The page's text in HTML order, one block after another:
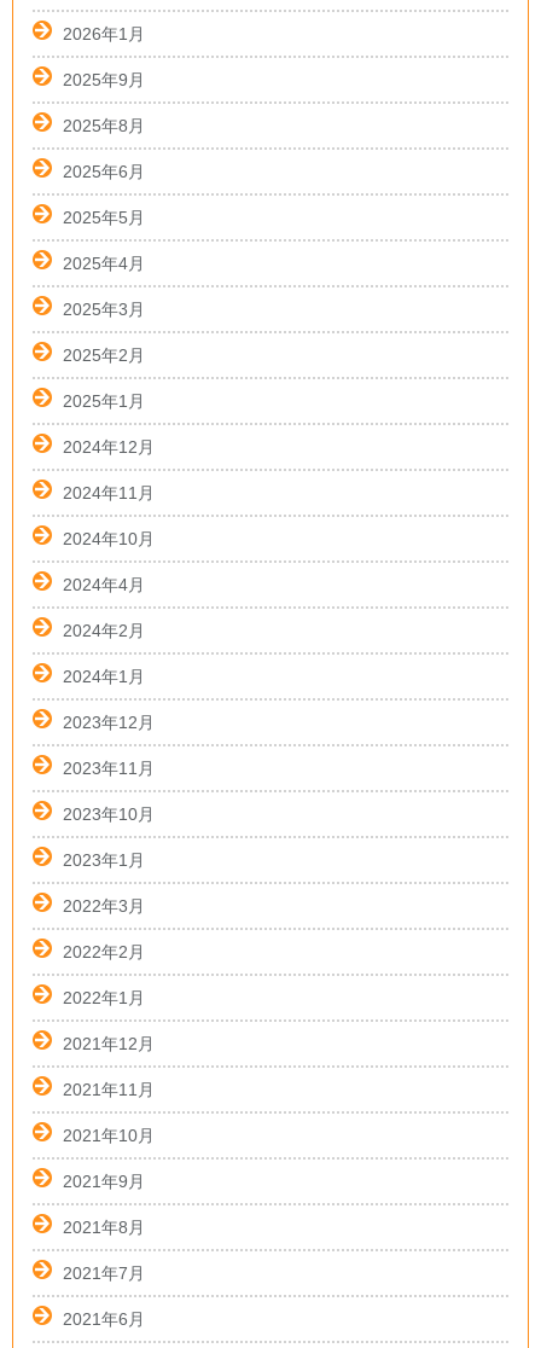
2026年1月
2025年9月
2025年8月
2025年6月
2025年5月
2025年4月
2025年3月
2025年2月
2025年1月
2024年12月
2024年11月
2024年10月
2024年4月
2024年2月
2024年1月
2023年12月
2023年11月
2023年10月
2023年1月
2022年3月
2022年2月
2022年1月
2021年12月
2021年11月
2021年10月
2021年9月
2021年8月
2021年7月
2021年6月